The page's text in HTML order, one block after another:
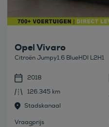
Opel Vivaro
Citroën Jumpy1.6 BlueHDI L2H1
2018
126.345 km
Stadskanaal
Vraagprijs